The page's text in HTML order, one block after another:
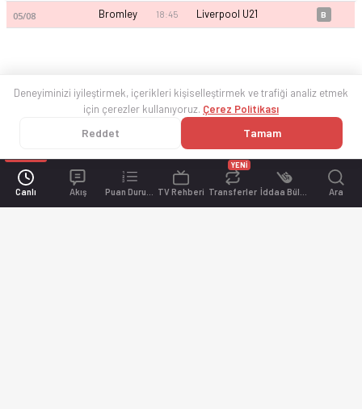
Canlı Akış TV Rehberi Transferler
YENİ
Ara
05/08 Bromley 18:45 Liverpool U21 B
Deneyiminizi iyileştirmek, içerikleri kişiselleştirmek ve trafiği analiz etmek
için çerezler kullanıyoruz. Çerez Politikası
Reddet Tamam